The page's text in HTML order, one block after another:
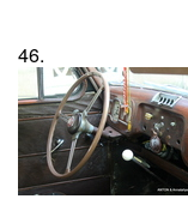
46.